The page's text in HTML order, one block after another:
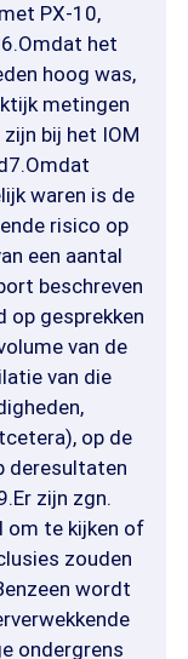
PX-10,
het
hoog was,
metingen
bij het IOM
waren is de
risico op
een aantal
beschreven
op gesprekken
van de
van die
op de
deresultaten
zijn zgn.
om te kijken of
zouden
wordt
ondergrens